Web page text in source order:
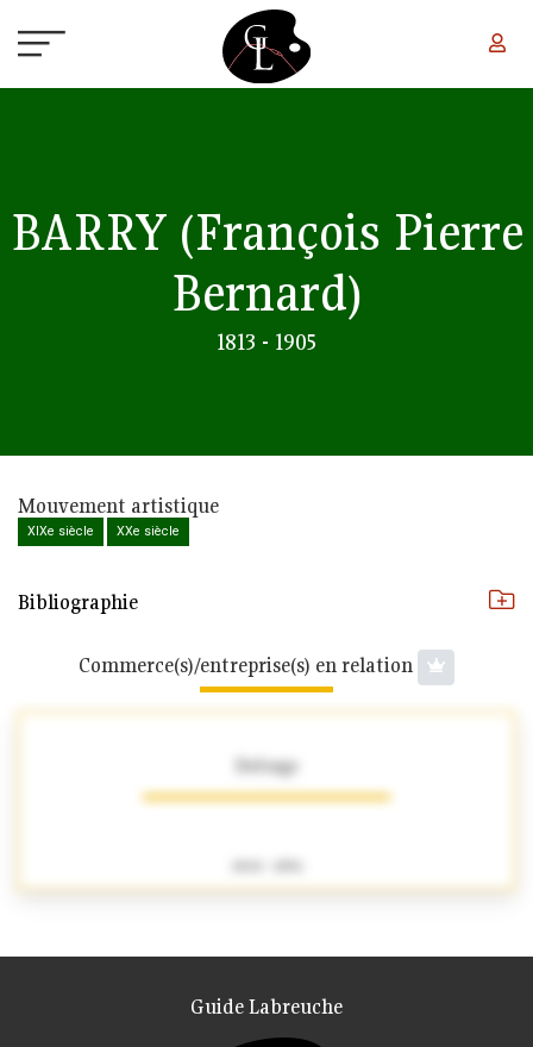
BARRY (François Pierre
Bernard)
1813 - 1905
Mouvement artistique
XIXe siècle XXe siècle
Bibliographie
Commerce(s)/entreprise(s) en relation
Deforge
Guide Labreuche